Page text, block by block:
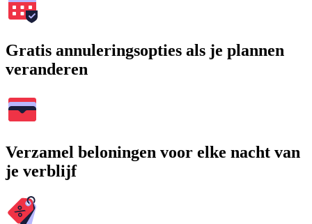
Gratis annuleringsopties als je plannen
veranderen
Verzamel beloningen voor elke nacht van
je verblijf